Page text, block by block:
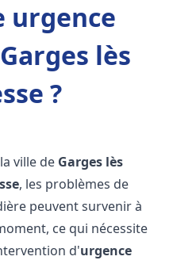
urgence
lès
?
ville de Garges lès
, les problèmes de
peuvent survenir à
ce qui nécessite
d'urgence